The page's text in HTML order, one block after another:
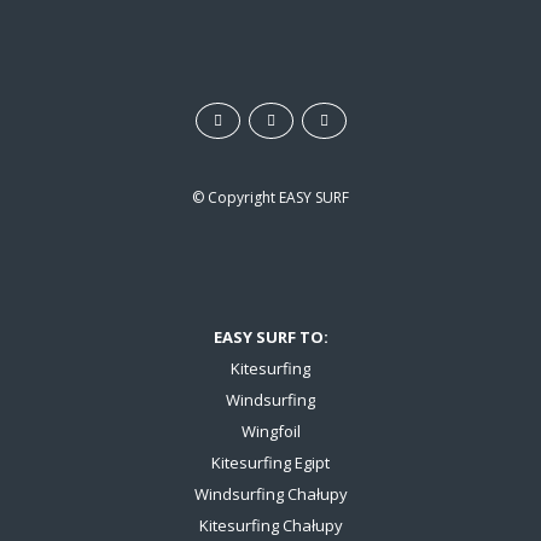
© Copyright EASY SURF
EASY SURF TO:
Kitesurfing
Windsurfing
Wingfoil
Kitesurfing Egipt
Windsurfing Chałupy
Kitesurfing Chałupy